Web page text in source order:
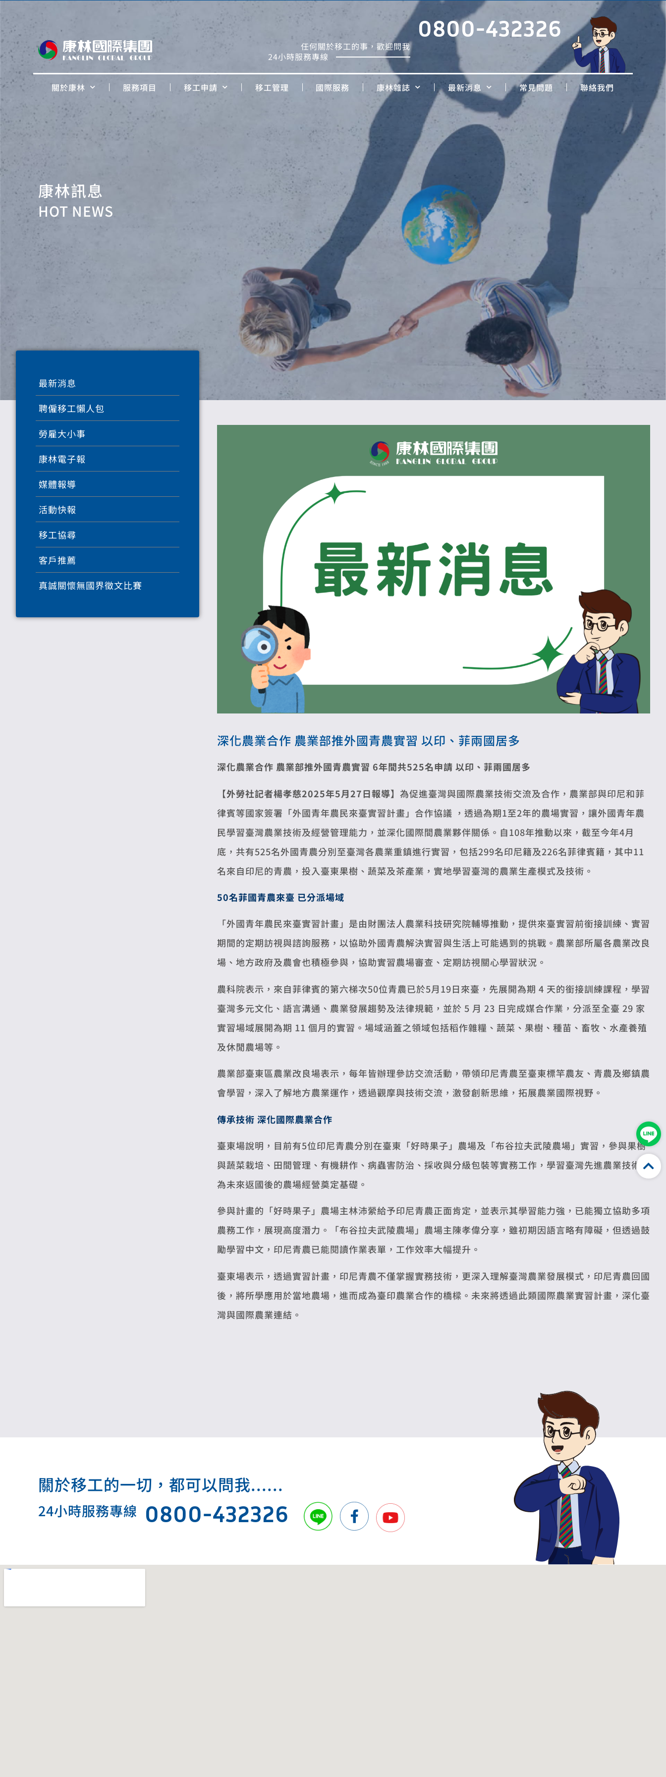
任何關於移工的事，歡迎問我
24小時服務專線
0800-432326
關於康林 服務項目 移工申請 移工管理 國際服務 康林雜誌 最新消息 常見問題 聯絡我們
康林訊息
HOT NEWS
最新消息
聘僱移工懶人包
勞雇大小事
康林電子報
媒體報導
活動快報
移工協尋
客戶推薦
真誠關懷無國界徵文比賽
深化農業合作 農業部推外國青農實習 以印、菲兩國居多
深化農業合作 農業部推外國青農實習 6年間共525名申請 以印、菲兩國居多
【外勞社記者楊孝慈2025年5月27日報導】 為促進臺灣與國際農業技術交流及合作，農業部與印尼和菲
律賓等國家簽署「外國青年農民來臺實習計畫」合作協議 ，透過為期1至2年的農場實習，讓外國青年農
民學習臺灣農業技術及經營管理能力，並深化國際間農業夥伴關係。自108年推動以來，截至今年4月
底，共有525名外國青農分別至臺灣各農業重鎮進行實習，包括299名印尼籍及226名菲律賓籍，其中11
名來自印尼的青農，投入臺東果樹、蔬菜及茶產業，實地學習臺灣的農業生產模式及技術。
50名菲國青農來臺 已分派場域
「外國青年農民來臺實習計畫」是由財團法人農業科技研究院輔導推動，提供來臺實習前銜接訓練、實習
期間的定期訪視與諮詢服務，以協助外國青農解決實習與生活上可能遇到的挑戰。農業部所屬各農業改良
場、地方政府及農會也積極參與，協助實習農場審查、定期訪視關心學習狀況。
農科院表示，來自菲律賓的第六梯次50位青農已於5月19日來臺，先展開為期 4 天的銜接訓練課程，學習
臺灣多元文化、語言溝通、農業發展趨勢及法律規範，並於 5 月 23 日完成媒合作業，分派至全臺 29 家
實習場域展開為期 11 個月的實習。場域涵蓋之領域包括稻作雜糧、蔬菜、果樹、種苗、畜牧、水產養殖
及休閒農場等。
農業部臺東區農業改良場表示，每年皆辦理參訪交流活動，帶領印尼青農至臺東標竿農友、青農及鄉鎮農
會學習，深入了解地方農業運作，透過觀摩與技術交流，激發創新思維，拓展農業國際視野。
傳承技術 深化國際農業合作
臺東場說明，目前有5位印尼青農分別在臺東「好時果子」農場及「布谷拉夫武陵農場」實習，參與果樹
與蔬菜栽培、田間管理、有機耕作、病蟲害防治、採收與分級包裝等實務工作，學習臺灣先進農業技術，
為未來返國後的農場經營奠定基礎。
參與計畫的「好時果子」農場主林沛縈給予印尼青農正面肯定，並表示其學習能力強，已能獨立協助多項
農務工作，展現高度潛力。「布谷拉夫武陵農場」農場主陳孝偉分享，雖初期因語言略有障礙，但透過鼓
勵學習中文，印尼青農已能閱讀作業表單，工作效率大幅提升。
臺東場表示，透過實習計畫，印尼青農不僅掌握實務技術，更深入理解臺灣農業發展模式，印尼青農回國
後，將所學應用於當地農場，進而成為臺印農業合作的橋樑。未來將透過此類國際農業實習計畫，深化臺
灣與國際農業連結。
關於移工的一切，都可以問我......
24小時服務專線 0800-432326